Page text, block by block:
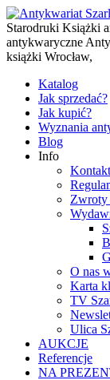
Starodruki Książki
antykwaryczne
książki Wrocław,
Katalog
Jak sprzedać?
Jak kupić?
Wyznania
Blog
Info
Kontakt
Zwroty
O nas
Karta
TV
Ulica
AUKCJE
Referencje
NA